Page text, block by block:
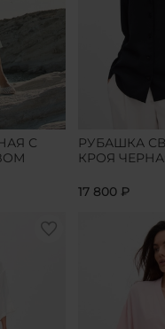
С
РУБАШКА
КРОЯ
17 800 ₽